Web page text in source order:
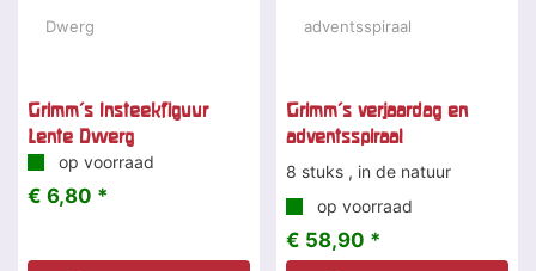
Grimm's Insteekfiguur
Lente Dwerg
op voorraad
€ 6,80 *
Grimm's verjaardag en
adventsspiraal
8 stuks , in de natuur
op voorraad
€ 58,90 *